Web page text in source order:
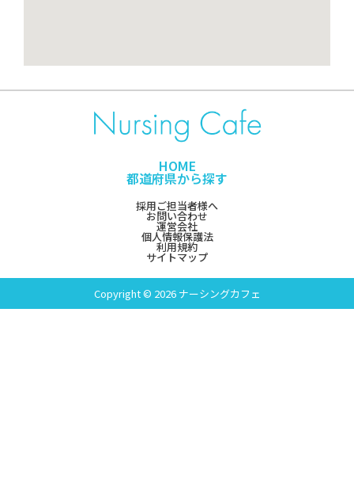
HOME
都道府県から探す
採用ご担当者様へ
お問い合わせ
運営会社
個人情報保護法
利用規約
サイトマップ
Copyright © 2026 ナーシングカフェ